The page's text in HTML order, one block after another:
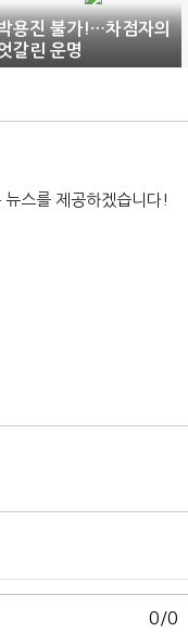
용진 불가!…차점자의
갈린 운명
스를 제공하겠습니다!
0/0